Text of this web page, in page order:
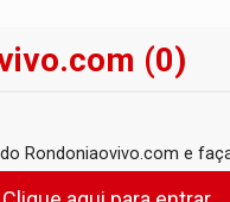
(0)
Rondoniaovivo.com e